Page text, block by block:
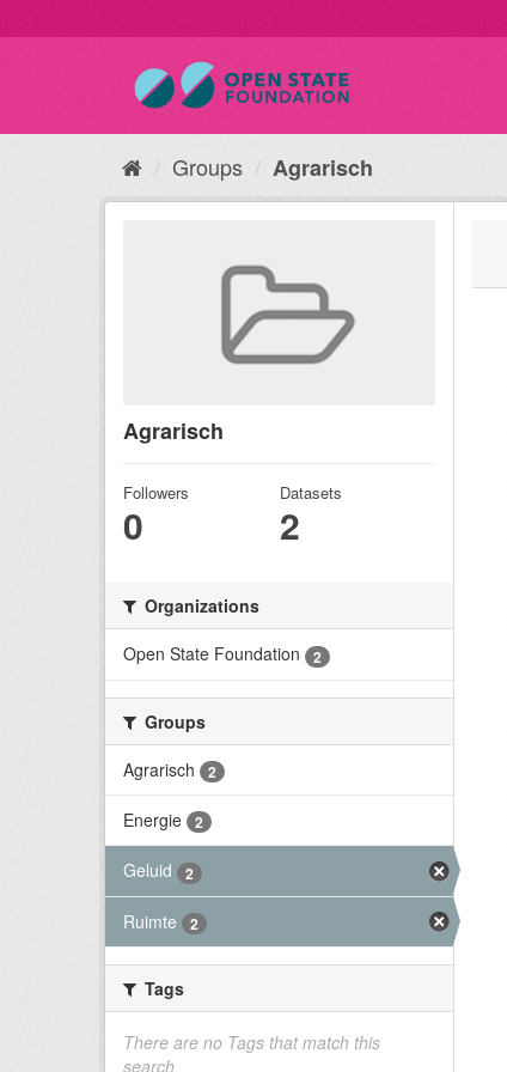
Groups Agrarisch
Agrarisch
Followers
0
Datasets
2
Organizations
Open State Foundation
2
Groups
Agrarisch
2
Energie 2
Geluid 2
Ruimte 2
Tags
There are no Tags that match this
search